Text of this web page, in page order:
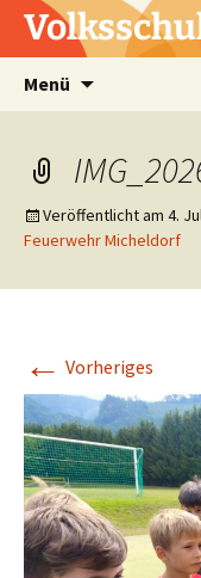
Zum
Inhalt
Menü
Veröffentlicht am 4.
Feuerwehr Micheldorf
← Vorheriges